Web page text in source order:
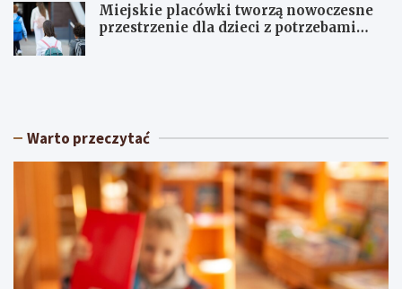
Miejskie placówki tworzą nowoczesne
przestrzenie dla dzieci z potrzebami
S
c
e
e
k
e
U
w
k
i
e
m
Warto przeczytać